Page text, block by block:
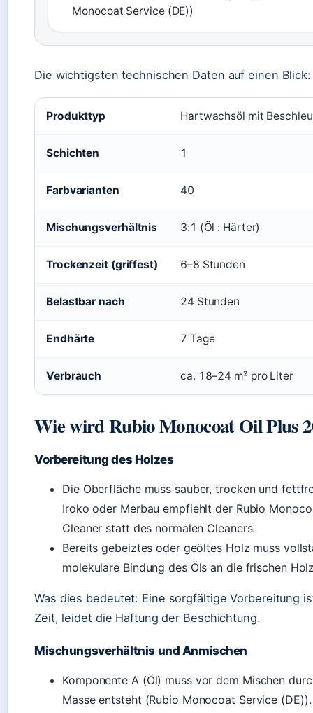
Monocoat Service (DE))
Die wichtigsten technischen Daten auf einen Blick:
Produkttyp Hartwachsöl mit
Schichten 1
Farbvarianten 40
Mischungsverhältnis 3:1 (Öl : Härter)
Trockenzeit (griffest) 6–8 Stunden
Belastbar nach 24 Stunden
Endhärte 7 Tage
Verbrauch ca. 18–24 m² pro Liter
Wie wird Rubio Monocoat Oil Plus
Vorbereitung des Holzes
Die Oberfläche muss sauber, trocken und
Iroko oder Merbau empfiehlt der Rubio
Cleaner statt des normalen Cleaners.
Bereits gebeiztes oder geöltes Holz muss
molekulare Bindung des Öls an die frischen
Was dies bedeutet: Eine sorgfältige Vorbereitung
Zeit, leidet die Haftung der Beschichtung.
Mischungsverhältnis und Anmischen
Komponente A (Öl) muss vor dem Mischen
Masse entsteht (Rubio Monocoat Service (DE)).